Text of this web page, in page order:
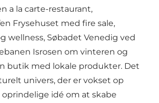
a la carte-restaurant,
Frysehuset med fire sale,
wellness, Søbadet Venedig ved
Isrosen om vinteren og
butik med lokale produkter. Det
univers, der er vokset op
idé om at skabe